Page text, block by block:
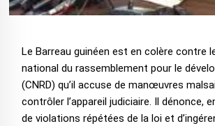
Le Barreau guinéen est en colère contre
national du rassemblement pour le
(CNRD) qu’il accuse de manœuvres
contrôler l’appareil judiciaire. Il dénonce,
de violations répétées de la loi et